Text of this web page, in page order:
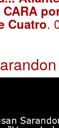
CARA
Cuatro.